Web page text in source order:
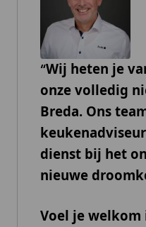
Wij heten je
onze volledig
Breda. Ons
dienst bij het
nieuwe
Voel je welkom